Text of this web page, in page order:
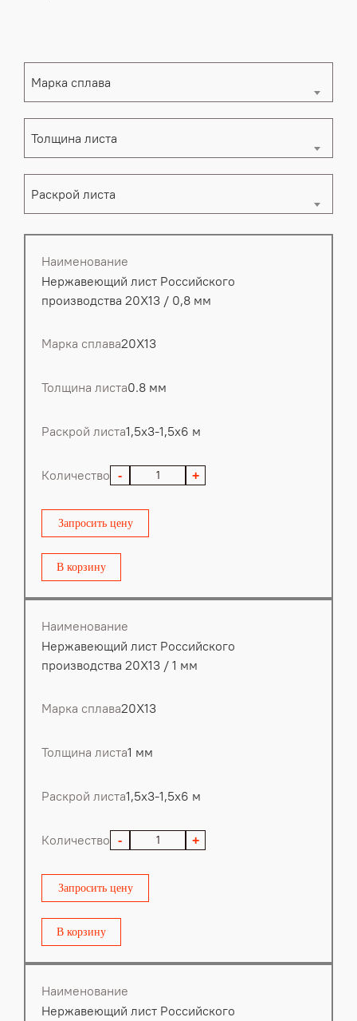
Наименование
Нержавеющий лист Российского
производства 20Х13 / 0,8 мм
Марка сплава20Х13
Толщина листа0.8 мм
Раскрой листа1,5х3-1,5х6 м
Количество - +
Запросить цену
В корзину
Наименование
Нержавеющий лист Российского
производства 20Х13 / 1 мм
Марка сплава20Х13
Толщина листа1 мм
Раскрой листа1,5х3-1,5х6 м
Количество - +
Запросить цену
В корзину
Наименование
Нержавеющий лист Российского